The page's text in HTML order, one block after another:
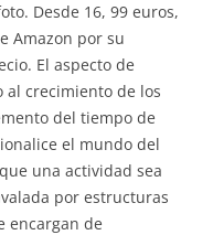
Desde 16, 99 euros,
Amazon por su
El aspecto de
crecimiento de los
del tiempo de
el mundo del
una actividad sea
por estructuras
encargan de